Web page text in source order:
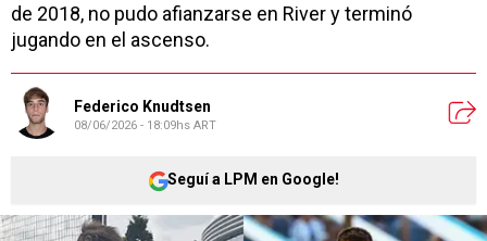
de 2018, no pudo afianzarse en River y terminó
jugando en el ascenso.
Federico Knudtsen
08/06/2026 - 18:09hs ART
Seguí a LPM en Google!